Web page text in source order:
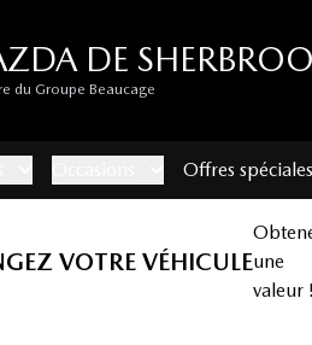
DE
du Groupe Beaucage
Offres spéciales
VOTRE VÉHICULEune
valeur !